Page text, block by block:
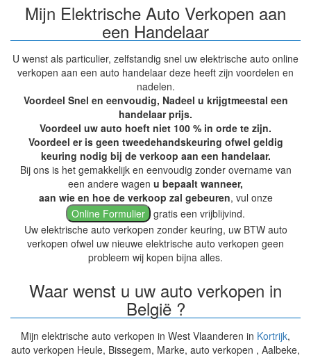
Mijn Elektrische Auto Verkopen aan
een Handelaar
U wenst als particulier, zelfstandig snel uw elektrische auto online
verkopen aan een auto handelaar deze heeft zijn voordelen en
nadelen.
Voordeel Snel en eenvoudig, Nadeel u krijgtmeestal een
handelaar prijs.
Voordeel uw auto hoeft niet 100 % in orde te zijn.
Voordeel er is geen tweedehandskeuring ofwel geldig
keuring nodig bij de verkoop aan een handelaar.
Bij ons is het gemakkelijk en eenvoudig zonder overname van
een andere wagen u bepaalt wanneer,
aan wie en hoe de verkoop zal gebeuren, vul onze
Online Formulier gratis een vrijblijvind.
Uw elektrische auto verkopen zonder keuring, uw BTW auto
verkopen ofwel uw nieuwe elektrische auto verkopen geen
probleem wij kopen bijna alles.
Waar wenst u uw auto verkopen in
België ?
Mijn elektrische auto verkopen in West Vlaanderen in Kortrijk,
auto verkopen Heule, Bissegem, Marke, auto verkopen , Aalbeke,